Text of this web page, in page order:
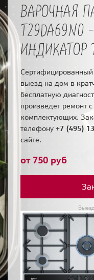
ВАРОЧНАЯ
T29DA69N0
ИНДИКАТОР
Сертифицированный
выезд на дом в
бесплатную
произведет ремонт
комплектующих.
телефону +7 (495)
сайте.
от 750 руб